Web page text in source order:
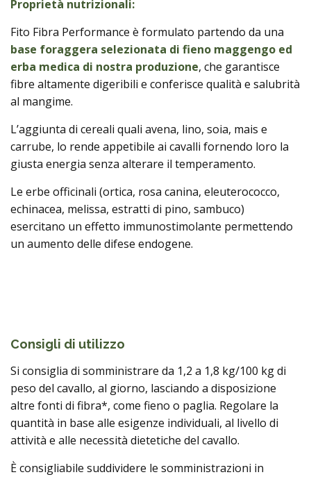
Proprietà nutrizionali:
Fito Fibra Performance è formulato partendo da una
base foraggera selezionata di fieno maggengo ed
erba medica di nostra produzione, che garantisce
fibre altamente digeribili e conferisce qualità e salubrità
al mangime.
L’aggiunta di cereali quali avena, lino, soia, mais e
carrube, lo rende appetibile ai cavalli fornendo loro la
giusta energia senza alterare il temperamento.
Le erbe officinali (ortica, rosa canina, eleuterococco,
echinacea, melissa, estratti di pino, sambuco)
esercitano un effetto immunostimolante permettendo
un aumento delle difese endogene.
Consigli di utilizzo
Si consiglia di somministrare da 1,2 a 1,8 kg/100 kg di
peso del cavallo, al giorno, lasciando a disposizione
altre fonti di fibra*, come fieno o paglia. Regolare la
quantità in base alle esigenze individuali, al livello di
attività e alle necessità dietetiche del cavallo.
È consigliabile suddividere le somministrazioni in